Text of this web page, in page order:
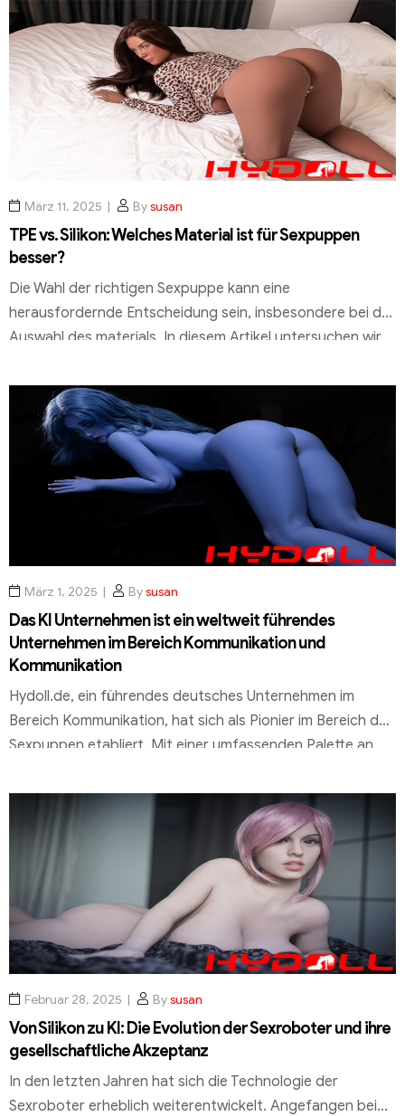
zu bieten. Wir werden die anatomischen Details dieser
faszinierenden Produkte untersuchen, um den Lesern ein
umfassendes Verständnis der […]
März 11, 2025 Bysusan
TPE vs. Silikon: Welches Material ist für Sexpuppen
besser?
Die Wahl der richtigen Sexpuppe kann eine
herausfordernde Entscheidung sein, insbesondere bei der
Auswahl des materials. In diesem Artikel untersuchen wir
Sexpuppen. Dabei beleuchten wir die Eigenschaften und
Vorteile beider Materialien sowie wichtige
Vergleichskriterien, Kosten und gesundheitsbezogene
Aspekte. Ziel der Sexpuppe Beratung ist es, Ihnen dabei
zu helfen, […]
März 1, 2025 Bysusan
Das KI Unternehmen ist ein weltweit führendes
Unternehmen im Bereich Kommunikation und
Kommunikation
Hydoll.de, ein führendes deutsches Unternehmen im
Bereich Kommunikation, hat sich als Pionier im Bereich der
Sexpuppen etabliert. Mit einer umfassenden Palette an
Doll, setzt das Unternehmen Maßstäbe in der Branche.
Als spezialisierter Anbieter von Sexpuppen und anderen
Kommunikationslösungen, bietet Hydoll.de nicht nur
innovative Technologien, sondern auch einen […]
Februar 28, 2025 Bysusan
Von Silikon zu KI: Die Evolution der Sexroboter und ihre
gesellschaftliche Akzeptanz
In den letzten Jahren hat sich die Technologie der
Sexroboter erheblich weiterentwickelt. Angefangen bei